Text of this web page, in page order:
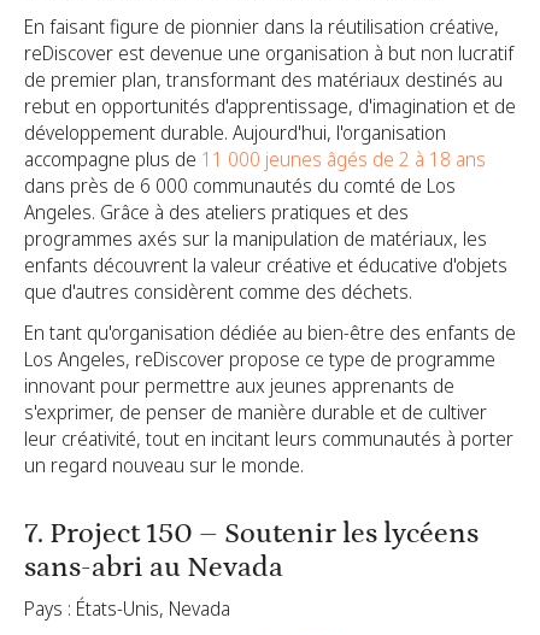
En faisant figure de pionnier dans la réutilisation créative,
reDiscover est devenue une organisation à but non lucratif
de premier plan, transformant des matériaux destinés au
rebut en opportunités d'apprentissage, d'imagination et de
développement durable. Aujourd'hui, l'organisation
accompagne plus de 11 000 jeunes âgés de 2 à 18 ans
dans près de 6 000 communautés du comté de Los
Angeles. Grâce à des ateliers pratiques et des
programmes axés sur la manipulation de matériaux, les
enfants découvrent la valeur créative et éducative d'objets
que d'autres considèrent comme des déchets.
En tant qu'organisation dédiée au bien-être des enfants de
Los Angeles, reDiscover propose ce type de programme
innovant pour permettre aux jeunes apprenants de
s'exprimer, de penser de manière durable et de cultiver
leur créativité, tout en incitant leurs communautés à porter
un regard nouveau sur le monde.
7. Project 150 – Soutenir les lycéens
sans-abri au Nevada
Pays : États-Unis, Nevada